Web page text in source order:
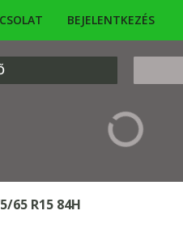
BEJELENTKEZÉS
KERESÉS
65 R15 84H